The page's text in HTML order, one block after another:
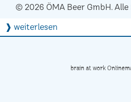
© 2026 ÖMA Beer GmbH.
❱ weiterlesen
brain at work